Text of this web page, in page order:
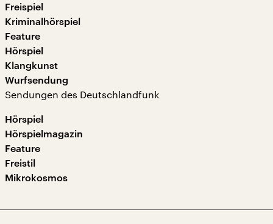
Freispiel
Kriminalhörspiel
Feature
Hörspiel
Klangkunst
Wurfsendung
Sendungen des Deutschlandfunk
Hörspiel
Hörspielmagazin
Feature
Freistil
Mikrokosmos